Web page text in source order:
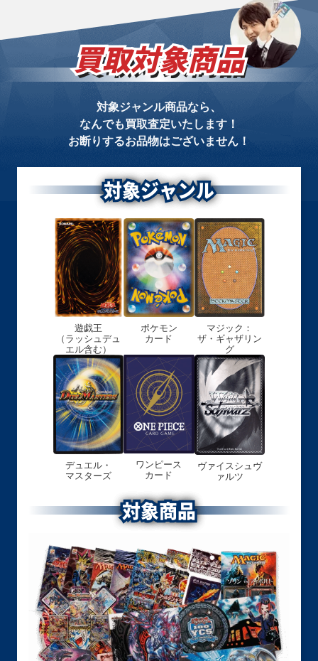
買取対象商品
対象ジャンル商品なら、
なんでも買取査定いたします！
お断りするお品物はございません！
対象ジャンル
遊戯王
（ラッシュデュ
エル含む）
ポケモン
カード
マジック：
ザ・ギャザリン
グ
デュエル・
マスターズ
ワンピース
カード
ヴァイスシュヴ
ァルツ
対象商品